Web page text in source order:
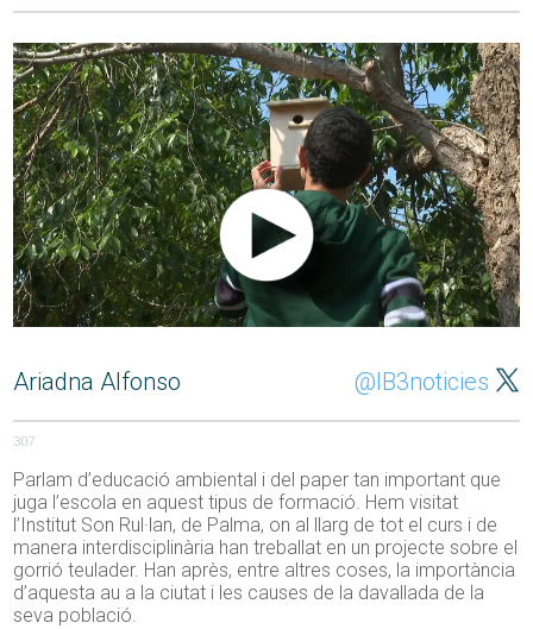
Ariadna Alfonso @IB3noticies
307
Parlam d’educació ambiental i del paper tan important que
juga l’escola en aquest tipus de formació. Hem visitat
l’Institut Son Rul·lan, de Palma, on al llarg de tot el curs i de
manera interdisciplinària han treballat en un projecte sobre el
gorrió teulader. Han après, entre altres coses, la importància
d’aquesta au a la ciutat i les causes de la davallada de la
seva població.